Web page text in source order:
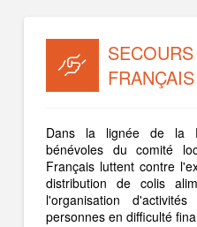
FRANÇAIS
Dans la lignée de la
bénévoles du comité
Français luttent contre
distribution de colis
l'organisation
personnes en difficulté